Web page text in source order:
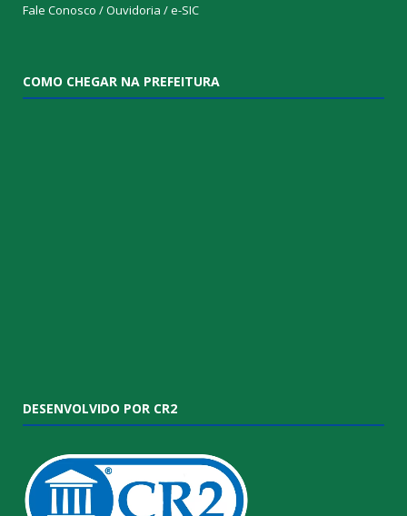
Fale Conosco / Ouvidoria / e-SIC
COMO CHEGAR NA PREFEITURA
DESENVOLVIDO POR CR2